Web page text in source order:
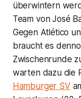
überwintern
Team von José
Gegen Atlético
braucht es
Zwischenrunde
warten dazu die
Hamburger SV